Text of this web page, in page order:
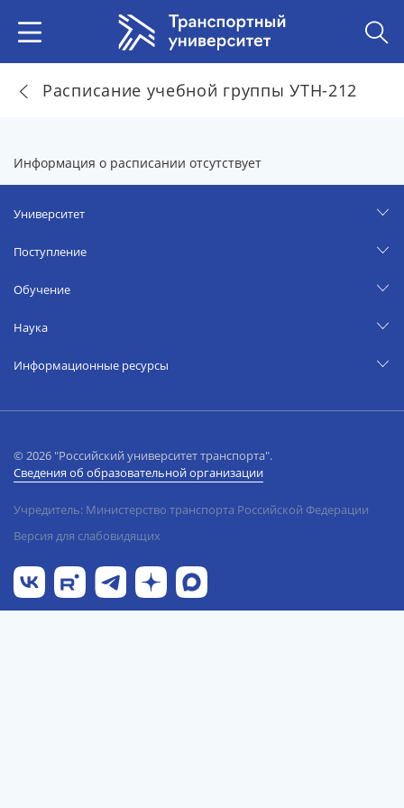
Расписание учебной группы УТН-212
Информация о расписании отсутствует
Университет
Поступление
Обучение
Наука
Информационные ресурсы
© 2026 "Российский университет транспорта".
Сведения об образовательной организации
Учредитель: Министерство транспорта Российской Федерации
Версия для слабовидящих